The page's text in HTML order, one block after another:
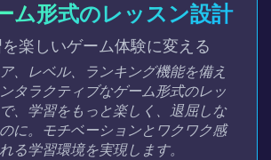
ム形式のレッスン設計
楽しいゲーム体験に変える
、レベル、ランキング機能を備え
タラクティブなゲーム形式のレッ
、学習をもっと楽しく、退屈しな
に。モチベーションとワクワク感
る学習環境を実現します。